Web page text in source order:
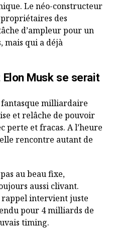
Le néo-constructeur
des
d’ampleur pour un
mais qui a déjà
Musk se serait
fantasque milliardaire
et relâche de pouvoir
perte et fracas. A l’heure
rencontre autant de
pas au beau fixe,
aussi clivant.
rappel intervient juste
pour 4 milliards de
timing.